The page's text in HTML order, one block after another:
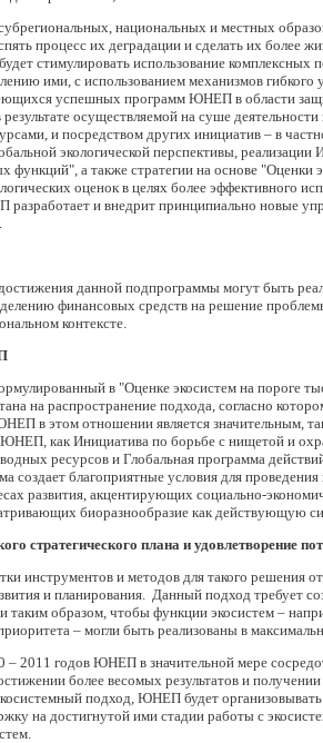
национальных и местных
процесс их деградации и сделать их более
стимулировать использование комплексных
ими, с использованием механизмов гибкого
успешных программ ЮНЕП в области
осуществляемой на суше
и посредством других инициатив – в
экологической перспективы,
функций", а также стратегии на основе
оценок в целях более эффективного
и внедрит принципиально новые
данной подпрограммы могут быть
финансовых средств на решение
контексте.
в "Оценке экосистем на
на распространение подхода, согласно
в этом отношении является значительным,
как Инициатива по борьбе с нищетой и
ресурсов и Глобальная программа
создает благоприятные условия для
развития, акцентирующих социально-
биоразнообразие как действующую
стратегического плана и удовлетворение
инструментов и методов для такого решения
и планирования. Данный подход требует
таким образом, чтобы функции экосистем –
– могли быть реализованы в
2011 годов ЮНЕП в значительной мере
более весомых результатов и
подход, ЮНЕП будет
на достигнутой ими стадии работы с